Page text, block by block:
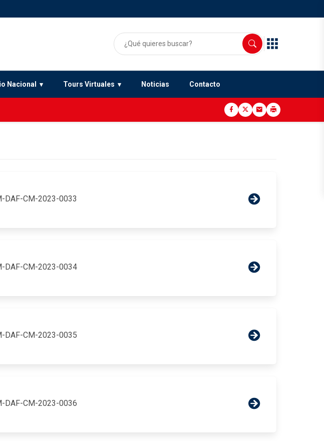
Nacional Tours Virtuales Noticias Contacto
DAF-CM-2023-0033
DAF-CM-2023-0034
DAF-CM-2023-0035
DAF-CM-2023-0036